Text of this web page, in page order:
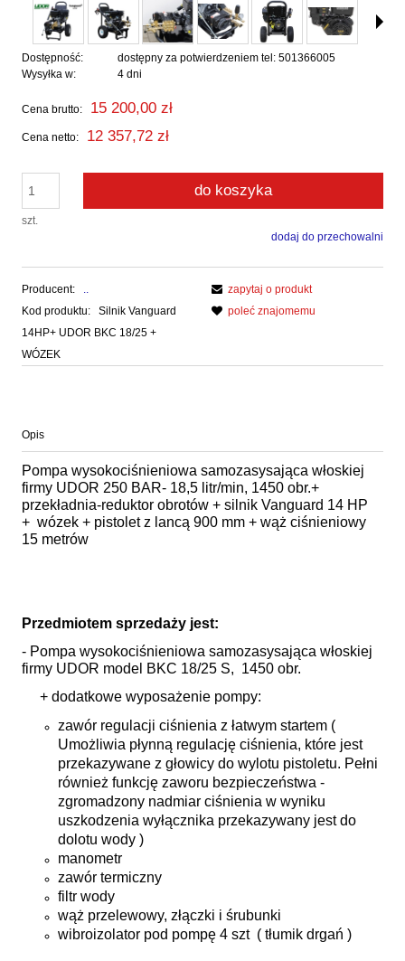
Dostępność:
dostępny za potwierdzeniem tel: 501366005
Wysyłka w:
4 dni
Cena brutto: 15 200,00 zł
Cena netto: 12 357,72 zł
szt.
do koszyka
dodaj do przechowalni
Producent:
..
Kod produktu:
Silnik Vanguard
14HP+ UDOR BKC 18/25 +
WÓZEK
zapytaj o produkt
poleć znajomemu
Opis
Pompa wysokociśnieniowa samozasysająca włoskiej
firmy UDOR 250 BAR- 18,5 litr/min, 1450 obr.+
przekładnia-reduktor obrotów + silnik Vanguard 14 HP
+ wózek + pistolet z lancą 900 mm + wąż ciśnieniowy
15 metrów
Przedmiotem sprzedaży jest:
- Pompa wysokociśnieniowa samozasysająca włoskiej
firmy UDOR model BKC 18/25 S, 1450 obr.
+ dodatkowe wyposażenie pompy:
zawór regulacji ciśnienia z łatwym startem (
Umożliwia płynną regulację ciśnienia, które jest
przekazywane z głowicy do wylotu pistoletu. Pełni
również funkcję zaworu bezpieczeństwa -
zgromadzony nadmiar ciśnienia w wyniku
uszkodzenia wyłącznika przekazywany jest do
dolotu wody )
manometr
zawór termiczny
filtr wody
wąż przelewowy, złączki i śrubunki
wibroizolator pod pompę 4 szt ( tłumik drgań )